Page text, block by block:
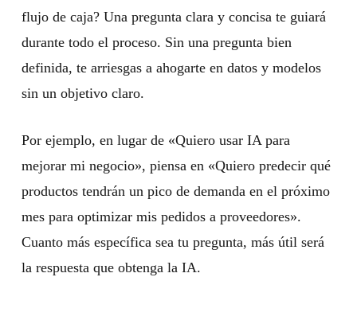
flujo de caja? Una pregunta clara y concisa te guiará
durante todo el proceso. Sin una pregunta bien
definida, te arriesgas a ahogarte en datos y modelos
sin un objetivo claro.
Por ejemplo, en lugar de «Quiero usar IA para
mejorar mi negocio», piensa en «Quiero predecir qué
productos tendrán un pico de demanda en el próximo
mes para optimizar mis pedidos a proveedores».
Cuanto más específica sea tu pregunta, más útil será
la respuesta que obtenga la IA.